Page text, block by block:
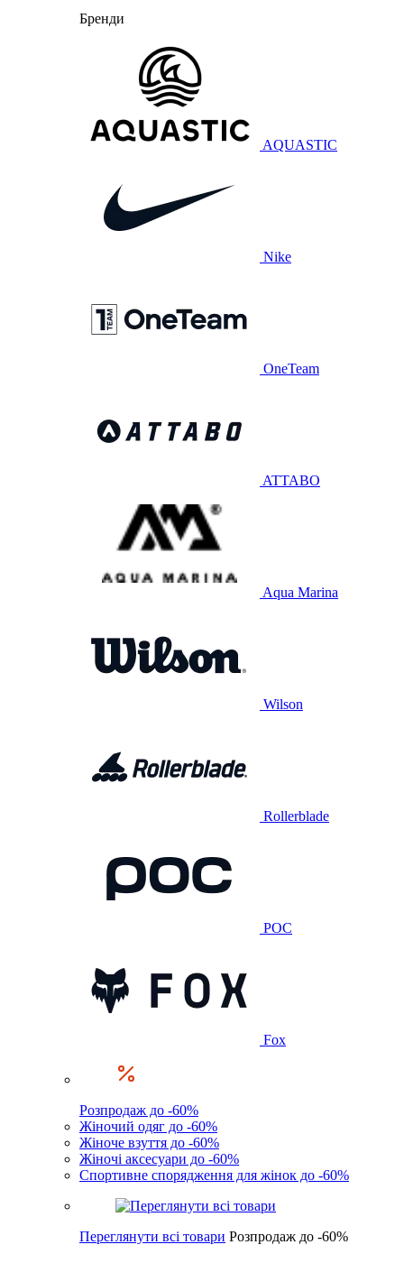
Бренди
AQUASTIC
Nike
OneTeam
ATTABO
Aqua Marina
Wilson
Rollerblade
POC
Fox
Розпродаж до -60%
Жіночий одяг до -60%
Жіноче взуття до -60%
Жіночі аксесуари до -60%
Спортивне спорядження для жінок до -60%
Переглянути всі товари Розпродаж до -60%